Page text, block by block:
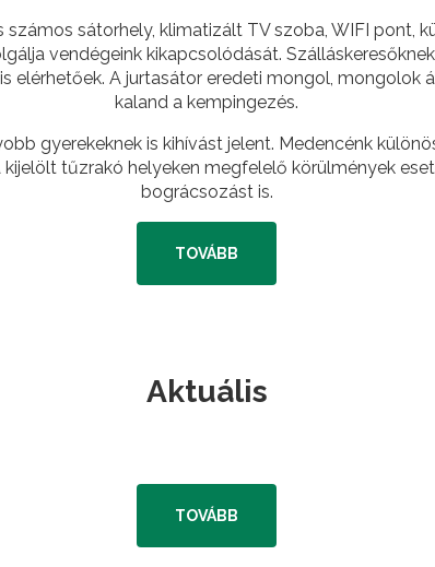
számos sátorhely, klimatizált TV szoba, WIFI pont,
vendégeink kikapcsolódását.
elérhetőek. A jurtasátor eredeti mongol, mongolok
kaland a kempingezés.
gyerekeknek is kihívást jelent. Medencénk
kijelölt tűzrakó helyeken megfelelő körülmények
bográcsozást is.
TOVÁBB
Aktuális
TOVÁBB